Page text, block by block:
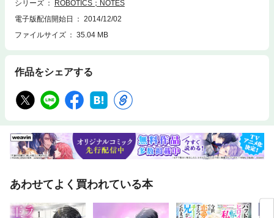
シリーズ
ROBOTICS；NOTES
電子版配信開始日
2014/12/02
ファイルサイズ
35.04 MB
作品をシェアする
あわせてよく買われている本